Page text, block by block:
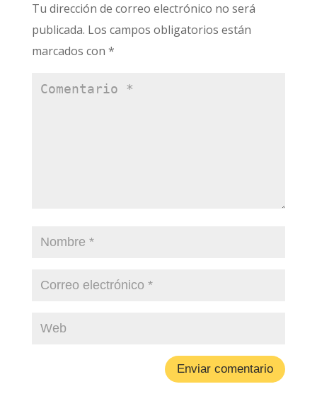
Tu dirección de correo electrónico no será
publicada. Los campos obligatorios están
marcados con *